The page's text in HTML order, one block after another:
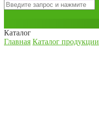
Каталог
Главная Каталог продукции